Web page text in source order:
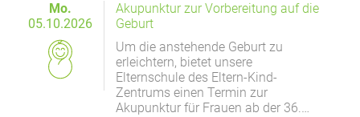
Mo.
05.10.2026
Akupunktur zur Vorbereitung auf die
Geburt
Um die anstehende Geburt zu
erleichtern, bietet unsere
Elternschule des Eltern-Kind-
Zentrums einen Termin zur
Akupunktur für Frauen ab der 36.…